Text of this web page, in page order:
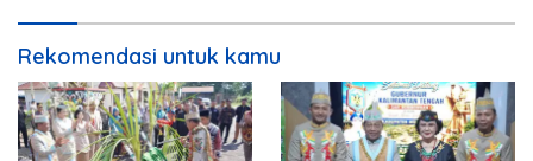
Rekomendasi untuk kamu